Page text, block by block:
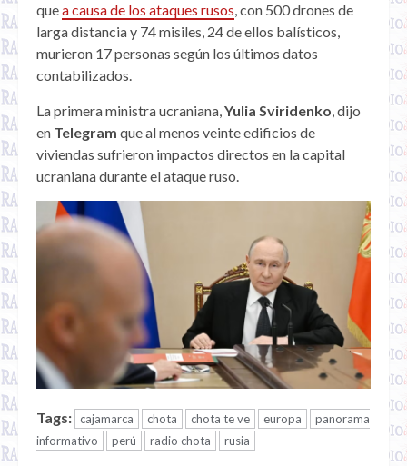
quea causa de los ataques rusos, con 500 drones de
larga distancia y 74 misiles, 24 de ellos balísticos,
murieron 17 personas según los últimos datos
contabilizados.
La primera ministra ucraniana,Yulia Sviridenko, dijo
en Telegram que al menos veinte edificios de
viviendas sufrieron impactos directos en la capital
ucraniana durante el ataque ruso.
Tags: cajamarca chota chota te ve europa
panorama
informativo
perú radio chota rusia